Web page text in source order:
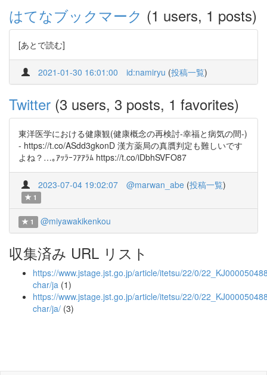
はてなブックマーク (1 users, 1 posts)
[あとで読む]
2021-01-30 16:01:00 id:namiryu (投稿一覧)
Twitter (3 users, 3 posts, 1 favorites)
東洋医学における健康観(健康概念の再検討-幸福と病気の間-)
- https://t.co/ASdd3gkonD 漢方薬局の真贋判定も難しいです
よね？…｡ｱｯﾗｰﾌｱｱﾗﾑ https://t.co/iDbhSVFO87
2023-07-04 19:02:07 @marwan_abe (投稿一覧)
1
1 @miyawakikenkou
収集済み URL リスト
https://www.jstage.jst.go.jp/article/itetsu/22/0/
char/ja (1)
https://www.jstage.jst.go.jp/article/itetsu/22/0/
char/ja/ (3)